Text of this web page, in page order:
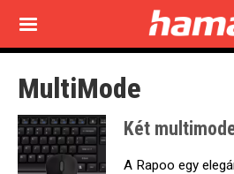
main
MultiMode
Két
A Rapoo egy